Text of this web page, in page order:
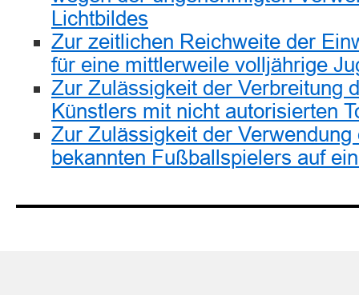
Lichtbildes
Zur zeitlichen Reichweite der
für eine mittlerweile volljährige
Zur Zulässigkeit der Verbreitung
Künstlers mit nicht autorisierten
Zur Zulässigkeit der
bekannten Fußballspielers auf